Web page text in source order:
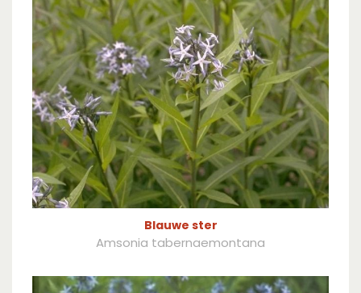
Blauwe ster
Amsonia tabernaemontana